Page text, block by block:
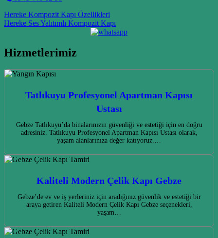
Post navigation
Hereke Kompozit Kapı Özellikleri
Hereke Ses Yalıtımlı Kompozit Kapı
Hizmetlerimiz
Tatlıkuyu Profesyonel Apartman Kapısı
Ustası
Gebze Tatlıkuyu’da binalarınızın güvenliği ve estetiği için en doğru
adresiniz. Tatlıkuyu Profesyonel Apartman Kapısı Ustası olarak,
yaşam alanlarınıza değer katıyoruz.…
Kaliteli Modern Çelik Kapı Gebze
Gebze’de ev ve iş yerleriniz için aradığınız güvenlik ve estetiği bir
araya getiren Kaliteli Modern Çelik Kapı Gebze seçenekleri,
yaşam…